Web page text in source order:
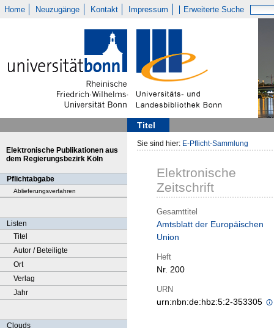
Home Neuzugänge Kontakt Impressum Erweiterte Suche
Titel
Elektronische Publikationen aus
dem Regierungsbezirk Köln
Pflichtabgabe
Ablieferungsverfahren
Listen
Titel
Autor / Beteiligte
Ort
Verlag
Jahr
Clouds
Sie sind hier: E-Pflicht-Sammlung
Elektronische
Zeitschrift
Gesamttitel
Amtsblatt der Europäischen
Union
Heft
Nr. 200
URN
urn:nbn:de:hbz:5:2-353305